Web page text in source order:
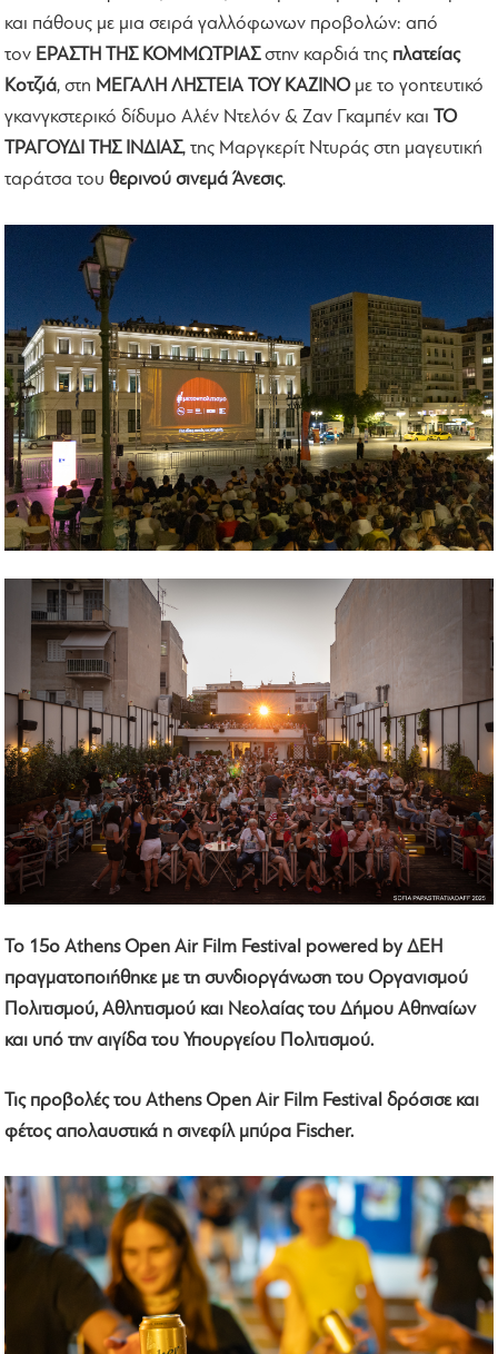
και πάθους με μια σειρά γαλλόφωνων προβολών: από
τον ΕΡΑΣΤΗ ΤΗΣ ΚΟΜΜΩΤΡΙΑΣστην καρδιά της πλατείας
Κοτζιά, στη ΜΕΓΑΛΗ ΛΗΣΤΕΙΑ ΤΟΥ ΚΑΖΙΝΟμε το γοητευτικό
γκανγκστερικό δίδυμο Αλέν Ντελόν & Ζαν Γκαμπέν και ΤΟ
ΤΡΑΓΟΥΔΙ ΤΗΣ ΙΝΔΙΑΣ, της Μαργκερίτ Ντυράς στη μαγευτική
ταράτσα τουθερινού σινεμά Άνεσις.
Το 15ο Athens Open Air Film Festival powered by ΔΕΗ
πραγματοποιήθηκε με τη συνδιοργάνωση του Οργανισμού
Πολιτισμού, Αθλητισμού και Νεολαίας του Δήμου Αθηναίων
και υπό την αιγίδα του Υπουργείου Πολιτισμού.
Τις προβολές του Athens Open Air Film Festival δρόσισε και
φέτος απολαυστικά η σινεφίλ μπύρα Fischer.